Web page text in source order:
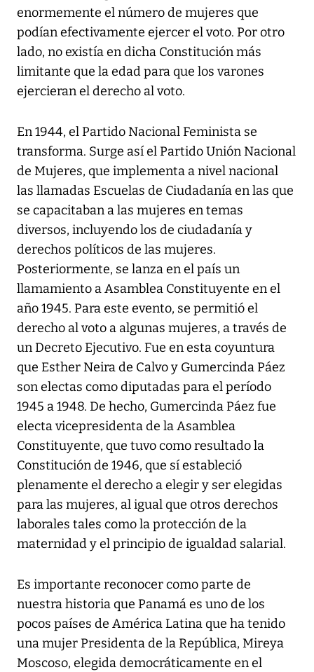
enormemente el número de mujeres que
podían efectivamente ejercer el voto. Por otro
lado, no existía en dicha Constitución más
limitante que la edad para que los varones
ejercieran el derecho al voto.
En 1944, el Partido Nacional Feminista se
transforma. Surge así el Partido Unión Nacional
de Mujeres, que implementa a nivel nacional
las llamadas Escuelas de Ciudadanía en las que
se capacitaban a las mujeres en temas
diversos, incluyendo los de ciudadanía y
derechos políticos de las mujeres.
Posteriormente, se lanza en el país un
llamamiento a Asamblea Constituyente en el
año 1945. Para este evento, se permitió el
derecho al voto a algunas mujeres, a través de
un Decreto Ejecutivo. Fue en esta coyuntura
que Esther Neira de Calvo y Gumercinda Páez
son electas como diputadas para el período
1945 a 1948. De hecho, Gumercinda Páez fue
electa vicepresidenta de la Asamblea
Constituyente, que tuvo como resultado la
Constitución de 1946, que sí estableció
plenamente el derecho a elegir y ser elegidas
para las mujeres, al igual que otros derechos
laborales tales como la protección de la
maternidad y el principio de igualdad salarial.
Es importante reconocer como parte de
nuestra historia que Panamá es uno de los
pocos países de América Latina que ha tenido
una mujer Presidenta de la República, Mireya
Moscoso, elegida democráticamente en el